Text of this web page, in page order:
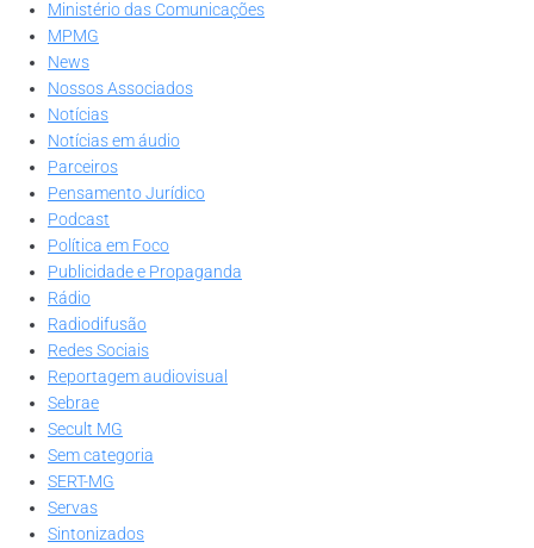
Ministério das Comunicações
MPMG
News
Nossos Associados
Notícias
Notícias em áudio
Parceiros
Pensamento Jurídico
Podcast
Política em Foco
Publicidade e Propaganda
Rádio
Radiodifusão
Redes Sociais
Reportagem audiovisual
Sebrae
Secult MG
Sem categoria
SERT-MG
Servas
Sintonizados